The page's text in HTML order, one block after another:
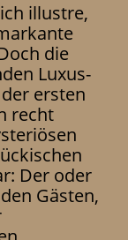
illustre,
die
Luxus-
ersten
recht
Der oder
Gästen,